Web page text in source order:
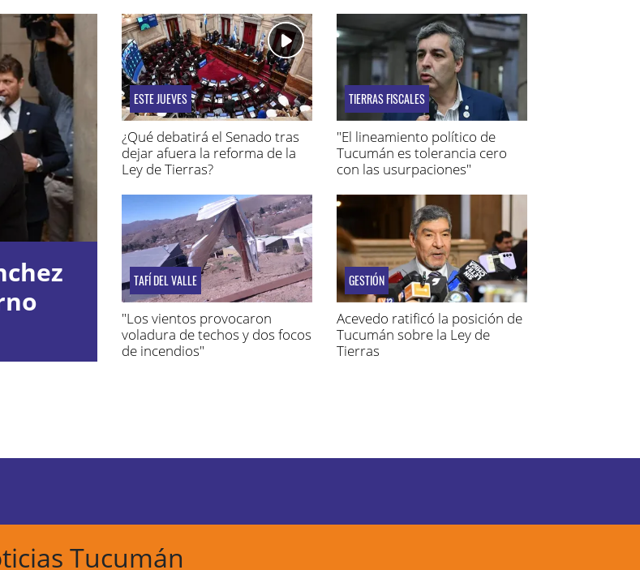
ESTE JUEVES
¿Qué debatirá el Senado tras
dejar afuera la reforma de la
Ley de Tierras?
TIERRAS FISCALES
"El lineamiento político de
Tucumán es tolerancia cero
con las usurpaciones"
TAFÍ DEL VALLE
"Los vientos provocaron
voladura de techos y dos focos
de incendios"
GESTIÓN
Acevedo ratificó la posición de
Tucumán sobre la Ley de
Tierras
Tucumán